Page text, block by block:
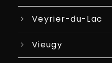
Veyrier-du-Lac
Vieugy